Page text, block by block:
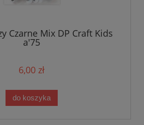
Czarne Mix DP Craft Kids
a'75
6,00 zł
do koszyka